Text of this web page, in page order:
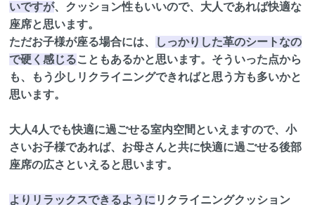
いですが、クッション性もいいので、大人であれば快適な
座席と思います。
ただお子様が座る場合には、
しっかりした革のシートなの
で硬く感じることもあるかと思います。そういった点から
も、もう少しリクライニングできればと思う方も多いかと
思います。
大人4人でも快適に過ごせる室内空間といえますので、小
さいお子様であれば、お母さんと共に快適に過ごせる後部
座席の広さといえると思います。
よりリラックスできるように リクライニングクッション